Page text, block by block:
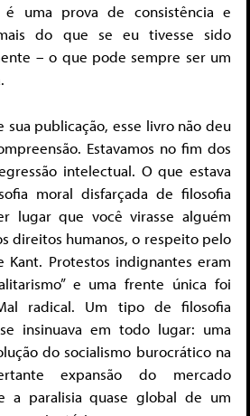
é uma prova de consistência e
do que se eu tivesse sido
– o que pode sempre ser um
publicação, esse livro não deu
Estavamos no fim dos
intelectual. O que estava
moral disfarçada de filosofia
lugar que você virasse alguém
direitos humanos, o respeito pelo
Protestos indignantes eram
e uma frente única foi
radical. Um tipo de filosofia
insinuava em todo lugar: uma
do socialismo burocrático na
expansão do mercado
a paralisia quase global de um